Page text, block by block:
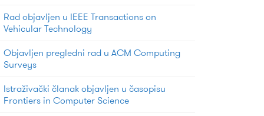
Rad objavljen u IEEE Transactions on
Vehicular Technology
Objavljen pregledni rad u ACM Computing
Surveys
Istraživački članak objavljen u časopisu
Frontiers in Computer Science